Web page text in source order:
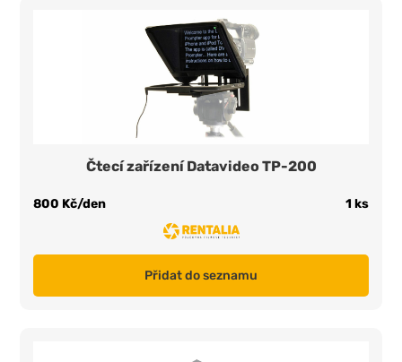
Čtecí zařízení Datavideo TP-200
800 Kč/den 1 ks
Přidat do seznamu